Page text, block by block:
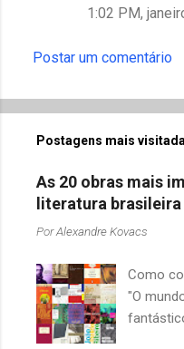
1:02 PM,
Postar um comentário
Postagens mais
As 20 obras mais
literatura brasileira
PorAlexandre Kovacs
Como
"O